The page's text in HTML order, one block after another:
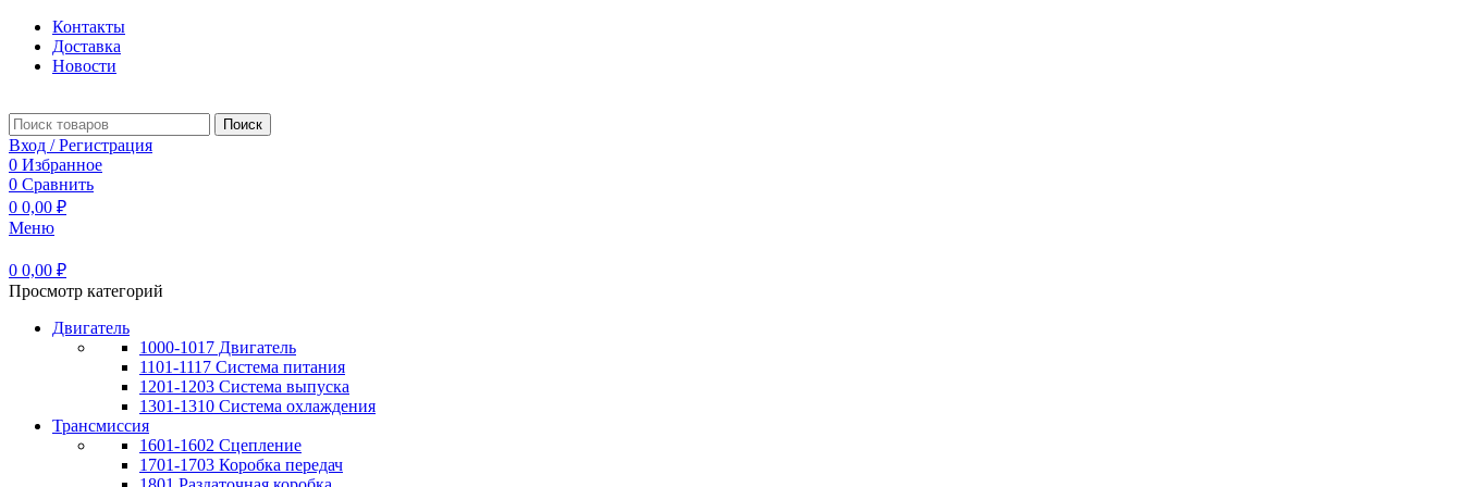
Контакты
Доставка
Новости
Поиск
Вход / Регистрация
0 Избранное
0 Сравнить
0 0,00 ₽
Меню
0 0,00 ₽
Просмотр категорий
Двигатель
1000-1017 Двигатель
1101-1117 Система питания
1201-1203 Система выпуска
1301-1310 Система охлаждения
Трансмиссия
1601-1602 Сцепление
1701-1703 Коробка передач